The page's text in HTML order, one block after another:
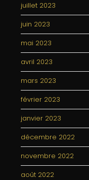
juillet 2023
juin 2023
mai 2023
avril 2023
mars 2023
février 2023
janvier 2023
décembre 2022
novembre 2022
août 2022